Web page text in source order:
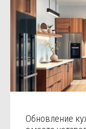
Обновление